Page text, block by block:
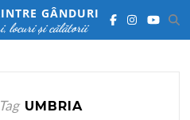
GÂNDURI
locuri și călătorii
UMBRIA